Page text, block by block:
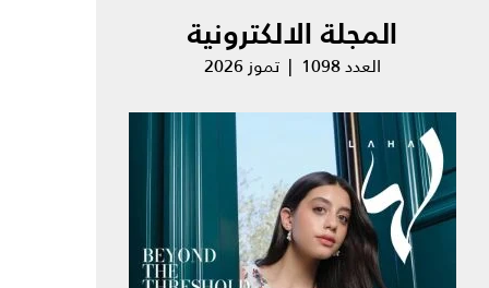
المجلة الالكترونية
العدد 1098 | تموز 2026